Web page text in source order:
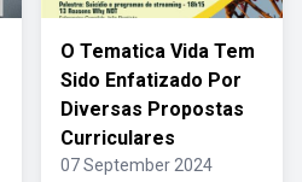
O Tematica Vida Tem
Sido Enfatizado Por
Diversas Propostas
Curriculares
07 September 2024